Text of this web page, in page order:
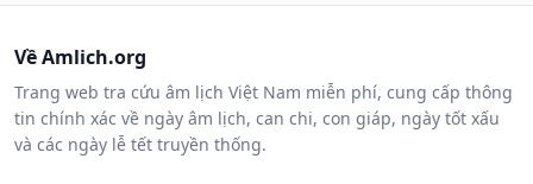
Về Amlich.org
Trang web tra cứu âm lịch Việt Nam miễn phí, cung cấp thông
tin chính xác về ngày âm lịch, can chi, con giáp, ngày tốt xấu
và các ngày lễ tết truyền thống.